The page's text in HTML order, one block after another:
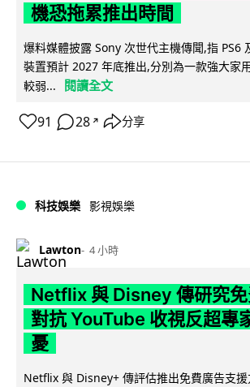
機恐拖累推出時間
爆料媒體披露 Sony 次世代主機傳聞,指 PS6
裝置預計 2027 年底推出,分別為一款強大家
較弱...
閱讀全文
91 28 ↗ 分享
科技娛樂 影視娛樂
Lawton 4 小時
Netflix 與 Disney 傳研究
對抗 YouTube 收視反超專
憂
Netflix 與 Disney+ 傳評估推出免費廣告支